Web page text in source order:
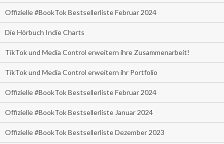
Offizielle #BookTok Bestsellerliste Februar 2024
Die Hörbuch Indie Charts
TikTok und Media Control erweitern ihre Zusammenarbeit!
TikTok und Media Control erweitern ihr Portfolio
Offizielle #BookTok Bestsellerliste Februar 2024
Offizielle #BookTok Bestsellerliste Januar 2024
Offizielle #BookTok Bestsellerliste Dezember 2023